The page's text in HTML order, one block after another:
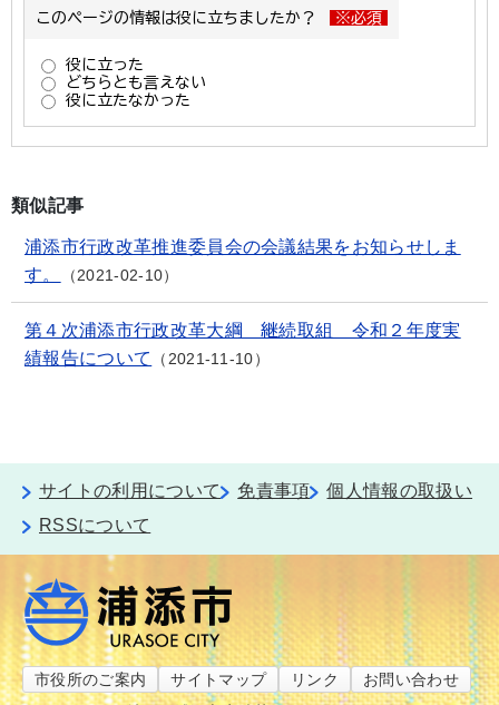
類似記事
浦添市行政改革推進委員会の会議結果をお知らせしま
す。
2021-02-10
第４次浦添市行政改革大綱 継続取組 令和２年度実
績報告について
2021-11-10
サイトの利用について 免責事項
個人情報の取扱い
RSSについて
市役所のご案内 サイトマップ リンク
お問い合わせ